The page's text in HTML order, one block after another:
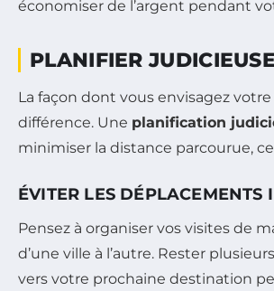
économiser de l’argent pendant
PLANIFIER
La façon dont vous envisagez
différence. Une planification
minimiser la distance parcourue,
ÉVITER LES DÉPLACEMENTS
Pensez à organiser vos visites de
d’une ville à l’autre. Rester
vers votre prochaine destination